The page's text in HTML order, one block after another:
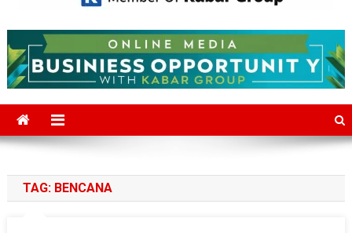
Mediajakarta.com
TAG: BENCANA